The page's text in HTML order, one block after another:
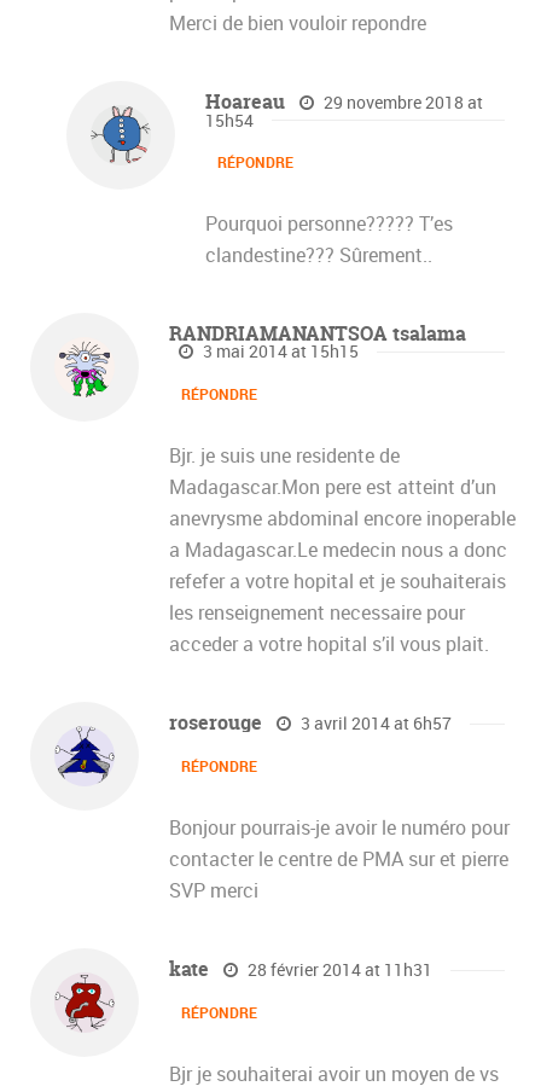
Merci de bien vouloir repondre
Hoareau 29 novembre 2018 at
15h54
RÉPONDRE
Pourquoi personne????? T’es
clandestine??? Sûrement..
RANDRIAMANANTSOA tsalama
3 mai 2014 at 15h15
RÉPONDRE
Bjr. je suis une residente de
Madagascar.Mon pere est atteint d’un
anevrysme abdominal encore inoperable
a Madagascar.Le medecin nous a donc
refefer a votre hopital et je souhaiterais
les renseignement necessaire pour
acceder a votre hopital s’il vous plait.
roserouge 3 avril 2014 at 6h57
RÉPONDRE
Bonjour pourrais-je avoir le numéro pour
contacter le centre de PMA sur et pierre
SVP merci
kate 28 février 2014 at 11h31
RÉPONDRE
Bjr je souhaiterai avoir un moyen de vs